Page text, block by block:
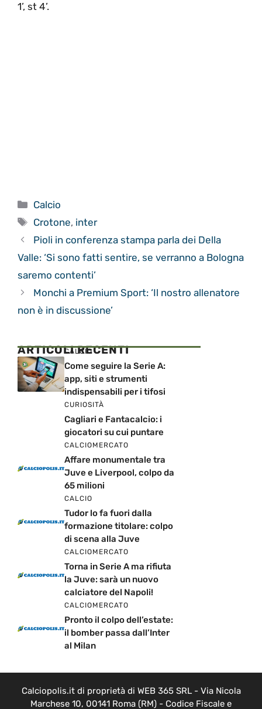
1’, st 4’.
Categorie
Calcio
Tag
Crotone, inter
Pioli in conferenza stampa parla dei Della
Valle: ‘Si sono fatti sentire, se verranno a Bologna
saremo contenti’
Monchi a Premium Sport: ‘Il nostro allenatore
non è in discussione’
ARTICOLI RECENTI
CALCIO
Come seguire la Serie A:
app, siti e strumenti
indispensabili per i tifosi
CURIOSITÀ
Cagliari e Fantacalcio: i
giocatori su cui puntare
CALCIOMERCATO
Affare monumentale tra
Juve e Liverpool, colpo da
65 milioni
CALCIO
Tudor lo fa fuori dalla
formazione titolare: colpo
di scena alla Juve
CALCIOMERCATO
Torna in Serie A ma rifiuta
la Juve: sarà un nuovo
calciatore del Napoli!
CALCIOMERCATO
Pronto il colpo dell’estate:
il bomber passa dall’Inter
al Milan
Calciopolis.it di proprietà di WEB 365 SRL - Via Nicola
Marchese 10, 00141 Roma (RM) - Codice Fiscale e